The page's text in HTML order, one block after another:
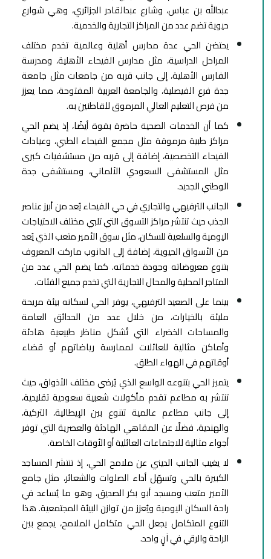
عبدالله بن عباس، وشارع عبدالقادر الجزائري، وهي شوارع
حيوية تضم عدد من المراكز التجارية والخدمية.
يحتضن الحي عدة مدارس أهلية وعالمية تخدم مختلف
المراحل الدراسية، مثل مدارس الفيحاء الأهلية، ومدرسة
الفارس الأهلية، إلى جانب قربه من جامعات مثل جامعة
جدة فرع الفيصلية، والجامعة العربية المفتوحة، مما يعزز
من فرص التعليم العالي المرموق للقاطنين به.
كما أن الخدمات الصحية حاضرة بقوة أيضًا، إذ يضم الحي
مراكز طبية مرموقة مثل مجمع الفيحاء الطبي، وعيادات
الفيحاء التخصصية، إضافة إلى قربه من مستشفيات كبرى
مثل المستشفى السعودي الألماني، ومستشفى جدة
الوطني الجديد.
الجانب الترفيهي والتجاري في حي الفيحاء يُعد من أبرز عناصر
الجذب حيث تنتشر مراكز التسوق التي تلبي مختلف الاحتياجات
اليومية والسلعية للسكان، مثل سوق الأمير متعب الذي يُعد
من الأسواق الحيوية، إضافة إلى الدانوب ماركت المعروف
بتنوع معروضاته وجودة خدماته. كما يضم الحي عدد من
المتاجر المحلية والمحال التجارية التي تخدم جميع الفئات.
بينما على الصعيد الترفيهي، يوفر الحي لسكانه بيئة مريحة
مليئة بالخيارات، من خلال عدد من الحدائق العامة
والمساحات الخضراء التي تُشكل مناظر طبيعية هادئة
وأماكن مثالية للعائلات لممارسة رياضاتهم أو قضاء
أوقاتهم في الهواء الطلق.
يتميز الحي بتنوعه الواسع الذي يُرضي مختلف الأذواق، حيث
تنتشر به مطاعم تقدم مأكولات شعبية سعودية تقليدية،
إلى جانب مطاعم عالمية تتنوع بين الإيطالية، التركية،
والهندية، فضلًا عن المقاهي الهادئة والعصرية التي توفر
أجواء مثالية للاجتماعات العائلية أو الأوقات الخاصة.
لا يغيب الجانب الديني عن ملامح الحي، إذ تنتشر المساجد
الكبيرة بالحي وتسهّل أداء الصلوات والشعائر، مثل جامع
الأمير متعب ومسجد أبو بكر الصديق، وهو ما يُساعد في
راحة السكان اليومية ويُعزز من توازن البيئة المجتمعية. هذا
التنوع المتكامل يجعل الحي متكامل الملامح، يجمع بين
الراحة والرقي في آنٍ واحد.